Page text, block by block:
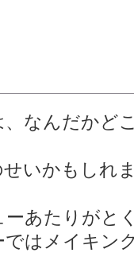
なんだかど
いかもしれ
あたりがと
はメイキン